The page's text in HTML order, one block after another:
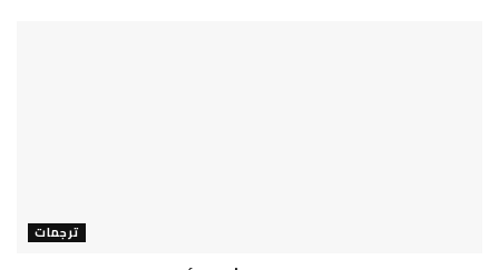
ترجمات